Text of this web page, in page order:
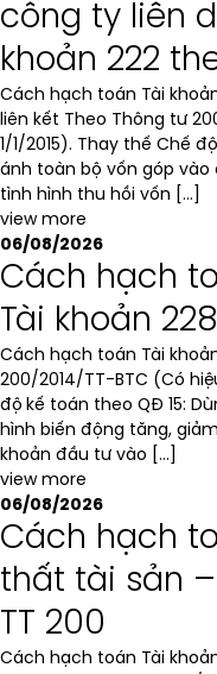
công ty liên
khoản 222
Cách hạch toán Tài
liên kết Theo Thông tư
1/1/2015). Thay thế Chế
ánh toàn bộ vốn góp vào
tình hình thu hồi vốn […]
view more
06/08/2026
Cách hạch
Tài khoản
Cách hạch toán Tài
200/2014/TT-BTC (Có
độ kế toán theo QĐ 15:
hình biến động tăng,
khoản đầu tư vào […]
view more
06/08/2026
Cách hạch
thất tài sản
TT 200
Cách hạch toán Tài